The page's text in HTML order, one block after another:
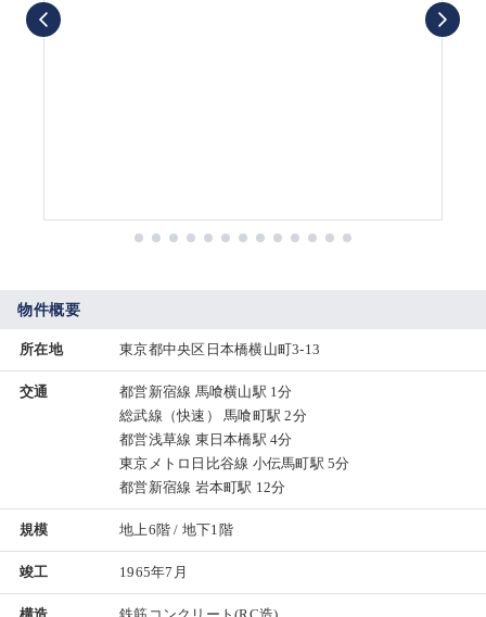
物件概要
所在地 東京都中央区日本橋横山町3-13
交通
都営新宿線 馬喰横山駅 1分
総武線（快速） 馬喰町駅 2分
都営浅草線 東日本橋駅 4分
東京メトロ日比谷線 小伝馬町駅 5分
都営新宿線 岩本町駅 12分
規模 地上6階 / 地下1階
竣工 1965年7月